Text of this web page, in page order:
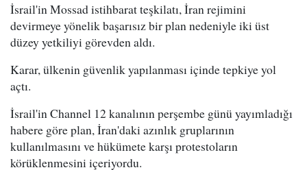
İsrail'in Mossad istihbarat teşkilatı, İran rejimini
devirmeye yönelik başarısız bir plan nedeniyle iki üst
düzey yetkiliyi görevden aldı.
Karar, ülkenin güvenlik yapılanması içinde tepkiye yol
açtı.
İsrail'in Channel 12 kanalının perşembe günü yayımladığı
habere göre plan, İran'daki azınlık gruplarının
kullanılmasını ve hükümete karşı protestoların
körüklenmesini içeriyordu.